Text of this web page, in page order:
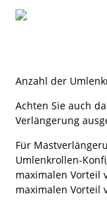
Anzahl der
Achten Sie auch
Verlängerung
Für
Umlenkrollen-
maximalen Vorteil
maximalen Vorteil